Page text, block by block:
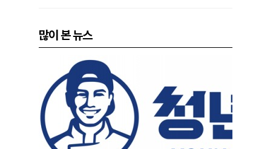
많이 본 뉴스